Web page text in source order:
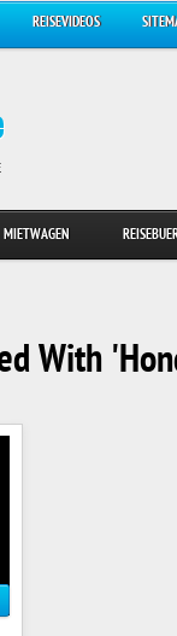
REISEVIDEOS
MIETWAGEN
With